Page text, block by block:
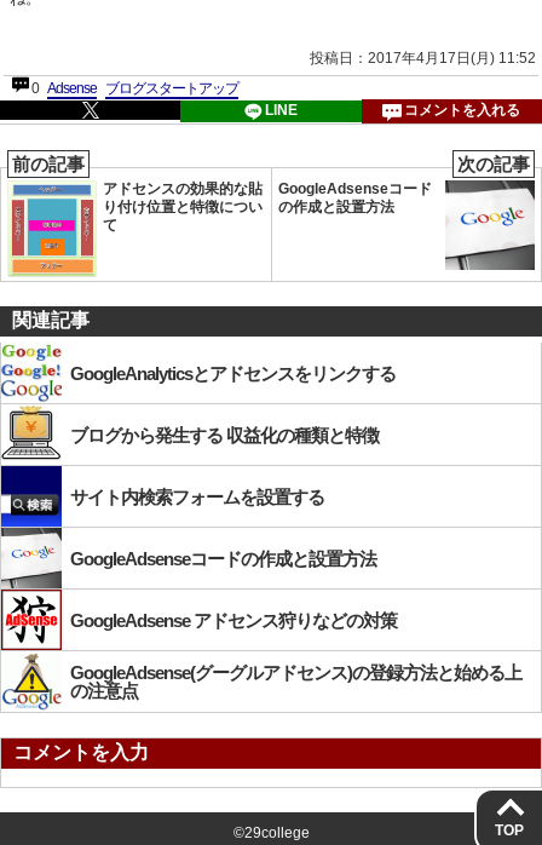
投稿日：2017年4月17日(月) 11:52
0 Adsense ブログスタートアップ
LINE
コメントを入れる
前の記事
アドセンスの効果的な貼
り付け位置と特徴につい
て
次の記事
GoogleAdsenseコード
の作成と設置方法
関連記事
GoogleAnalyticsとアドセンスをリンクする
ブログから発生する 収益化の種類と特徴
サイト内検索フォームを設置する
GoogleAdsenseコードの作成と設置方法
GoogleAdsense アドセンス狩りなどの対策
GoogleAdsense(グーグルアドセンス)の登録方法と始める上
の注意点
コメントを入力
©29college TOP